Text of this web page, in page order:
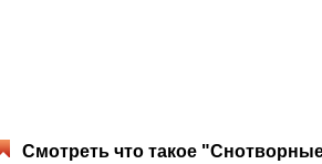
Смотреть что такое